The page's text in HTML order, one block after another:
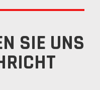
SIE UNS